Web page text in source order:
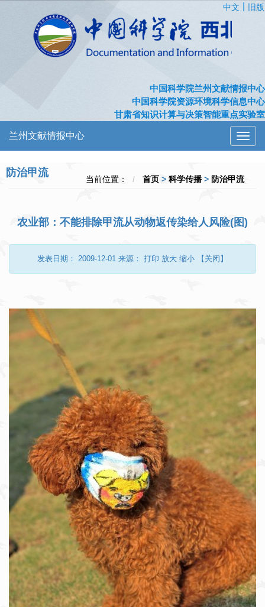
中文 旧版
中国科学院兰州文献情报中心
中国科学院资源环境科学信息中心
甘肃省知识计算与决策智能重点实验室
切
换
航
兰州文献情报中心
防治甲流
当前位置： 首页 > 科学传播 > 防治甲流
农业部：不能排除甲流从动物返传染给人风险(图)
发表日期： 2009-12-01 来源： 打印 放大 缩小 【关闭】